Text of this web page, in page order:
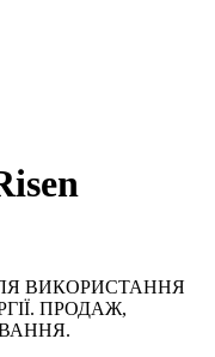
ВИКОРИСТАННЯ
ПРОДАЖ,